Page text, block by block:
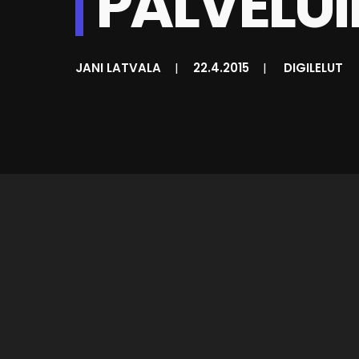
JANI LATVALA | 22.4.2015 | DIGILELUT